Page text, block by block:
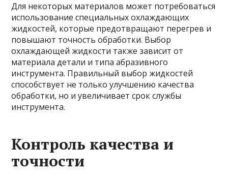
Для некоторых материалов может потребоваться
использование специальных охлаждающих
жидкостей, которые предотвращают перегрев и
повышают точность обработки. Выбор
охлаждающей жидкости также зависит от
материала детали и типа абразивного
инструмента. Правильный выбор жидкостей
способствует не только улучшению качества
обработки, но и увеличивает срок службы
инструмента.
Контроль качества и
точности